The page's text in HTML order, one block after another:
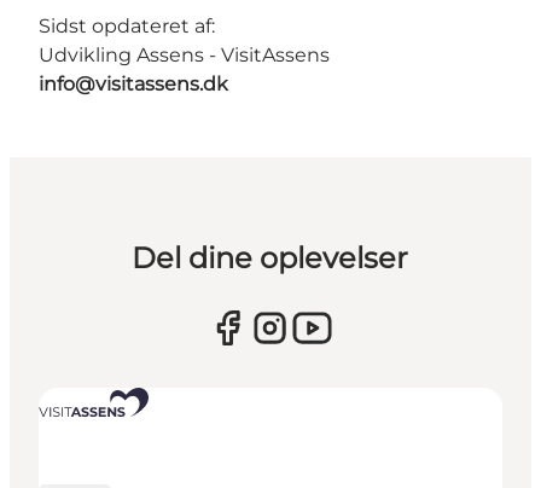
Sidst opdateret af:
Udvikling Assens - VisitAssens
info@visitassens.dk
Del dine oplevelser